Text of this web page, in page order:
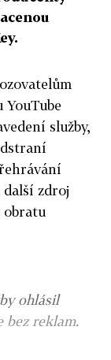
YouTube
služby,
další zdroj
obratu
ohlásil
bez reklam.